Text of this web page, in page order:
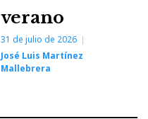
verano
31 de julio de 2026
José Luis Martínez
Mallebrera